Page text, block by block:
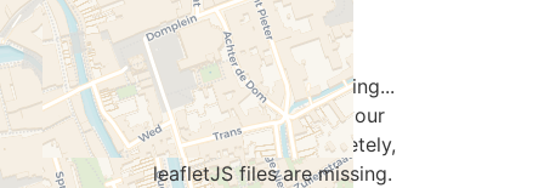
Travelers' Map is loading...
If you see this after your
page is loaded completely,
leafletJS files are missing.